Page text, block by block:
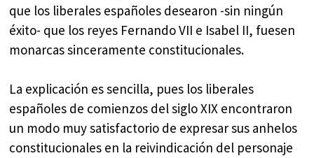
que los liberales españoles desearon -sin ningún
éxito- que los reyes Fernando VII e Isabel II, fuesen
monarcas sinceramente constitucionales.
La explicación es sencilla, pues los liberales
españoles de comienzos del siglo XIX encontraron
un modo muy satisfactorio de expresar sus anhelos
constitucionales en la reivindicación del personaje